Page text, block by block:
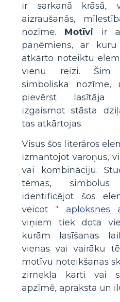
ir sarkanā krāsā,
aizraušanās,
nozīme. Motīvi ir
paņēmiens, ar
atkārto noteiktu
vienu reizi. Šim
simboliska
pievērst lasītāja
izgaismot stāsta
tas atkārtojas.
Visus šos literāros
izmantojot varoņus,
vai kombināciju.
tēmas,
identificējot šos
veicot “ aploksnes
viņiem tiek dota
kurām lasīšanas
vienas vai vairāku
motīvu noteikšanas
zirnekļa karti vai
apzīmē, apraksta un